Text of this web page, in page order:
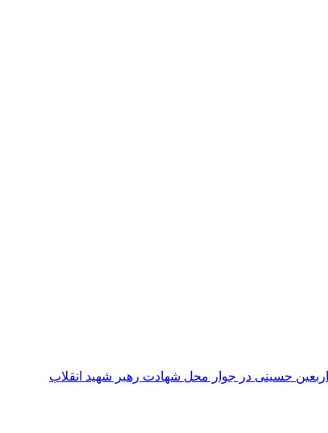
حسینی در جوار محل شهادت رهبر شهید انقلاب